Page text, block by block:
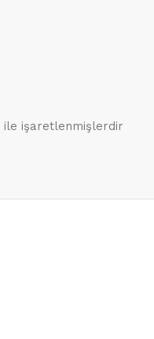
ile işaretlenmişlerdir